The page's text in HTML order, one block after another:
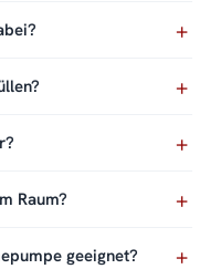
Raum?
geeignet?